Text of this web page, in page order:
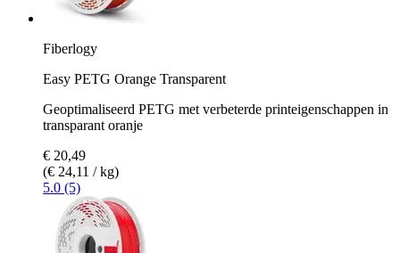
Fiberlogy
Easy PETG Orange Transparent
Geoptimaliseerd PETG met verbeterde printeigenschappen in
transparant oranje
€ 20,49
(€ 24,11 / kg)
5.0 (5)